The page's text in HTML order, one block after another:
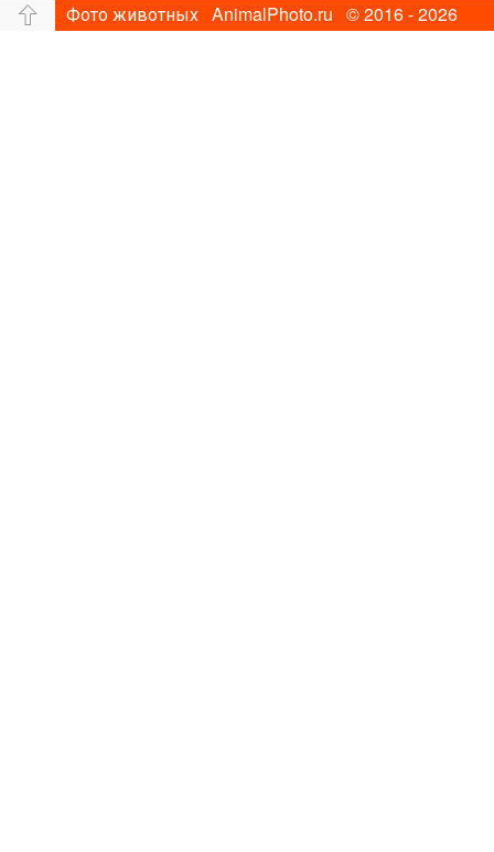
Фото животных AnimalPhoto.ru © 2016 - 2026